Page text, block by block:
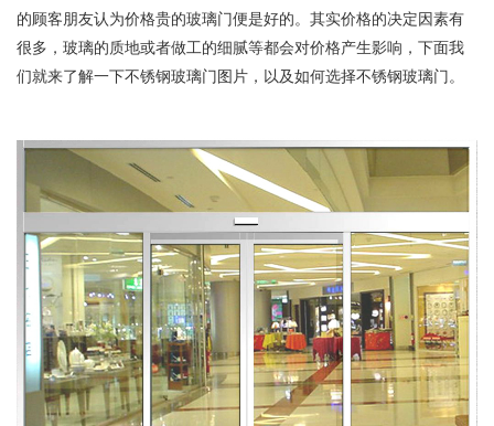
的顾客朋友认为价格贵的玻璃门便是好的。其实价格的决定因素有
很多，玻璃的质地或者做工的细腻等都会对价格产生影响，下面我
们就来了解一下不锈钢玻璃门图片，以及如何选择不锈钢玻璃门。